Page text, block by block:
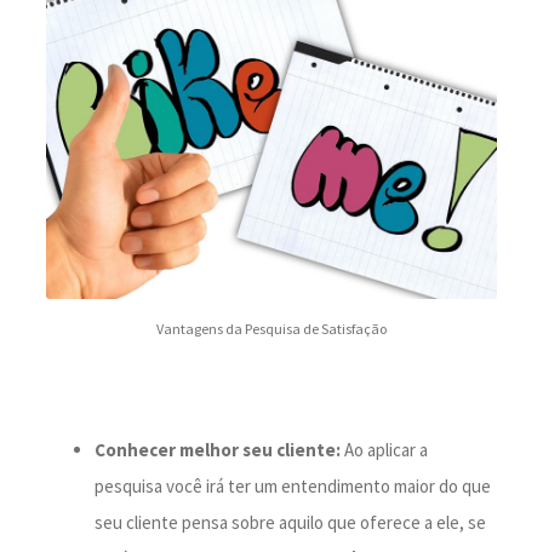
Vantagens da Pesquisa de Satisfação
Conhecer melhor seu cliente:Ao aplicar a
pesquisa você irá ter um entendimento maior do que
seu cliente pensa sobre aquilo que oferece a ele, se